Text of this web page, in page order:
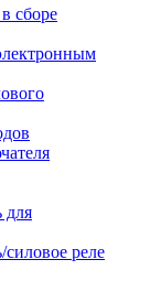
сборе
для
реле